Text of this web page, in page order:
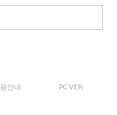
안내 PC VER.